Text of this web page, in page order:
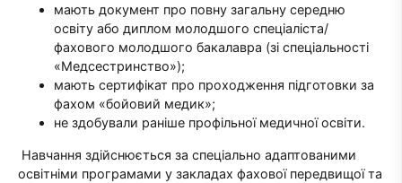
мають документ про повну загальну середню
освіту або диплом молодшого спеціаліста/
фахового молодшого бакалавра (зі спеціальності
«Медсестринство»);
мають сертифікат про проходження підготовки за
фахом «бойовий медик»;
не здобували раніше профільної медичної освіти.
Навчання здійснюється за спеціально адаптованими
освітніми програмами у закладах фахової передвищої та